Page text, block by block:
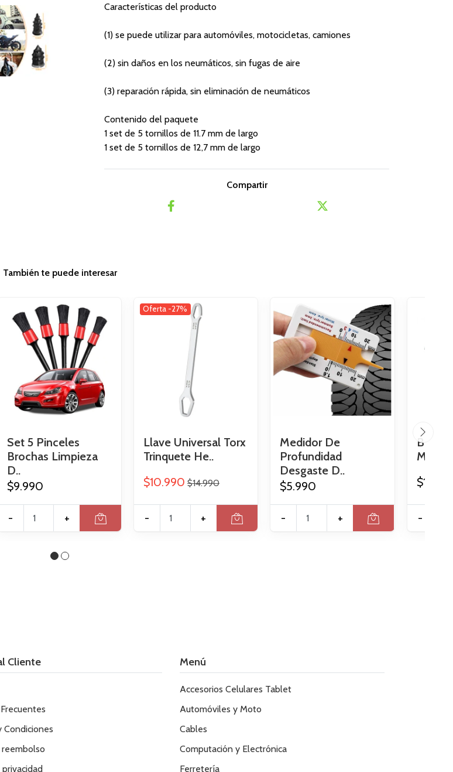
Características del producto
(1) se puede utilizar para automóviles, motocicletas, camiones
(2) sin daños en los neumáticos, sin fugas de aire
(3) reparación rápida, sin eliminación de neumáticos
Contenido del paquete
1 set de 5 tornillos de 11.7 mm de largo
1 set de 5 tornillos de 12,7 mm de largo
Compartir
También te puede interesar
Set 5 Pinceles
Brochas Limpieza
D..
$9.990
- +
Oferta -27%
Llave Universal Torx
Trinquete He..
$10.990 $14.990
- +
Medidor De
Profundidad
Desgaste D..
$5.990
- + -
Cliente
Condiciones
Menú
Accesorios Celulares Tablet
Automóviles y Moto
Cables
Computación y Electrónica
Ferretería